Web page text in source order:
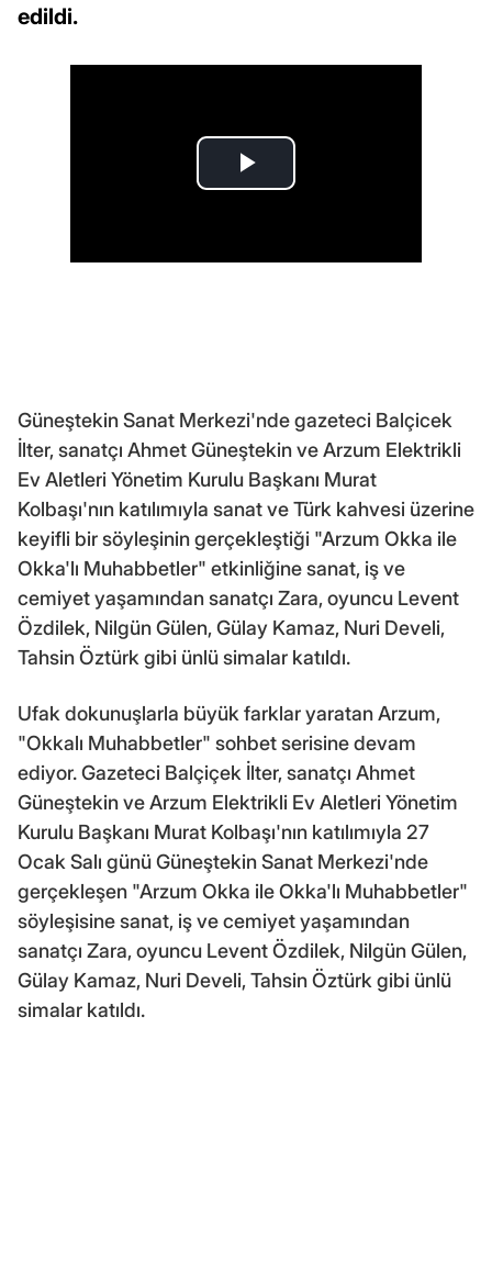
edildi.
Güneştekin Sanat Merkezi'nde gazeteci Balçicek
İlter, sanatçı Ahmet Güneştekin ve Arzum Elektrikli
Ev Aletleri Yönetim Kurulu Başkanı Murat
Kolbaşı'nın katılımıyla sanat ve Türk kahvesi üzerine
keyifli bir söyleşinin gerçekleştiği "Arzum Okka ile
Okka'lı Muhabbetler" etkinliğine sanat, iş ve
cemiyet yaşamından sanatçı Zara, oyuncu Levent
Özdilek, Nilgün Gülen, Gülay Kamaz, Nuri Develi,
Tahsin Öztürk gibi ünlü simalar katıldı.
Ufak dokunuşlarla büyük farklar yaratan Arzum,
"Okkalı Muhabbetler" sohbet serisine devam
ediyor. Gazeteci Balçiçek İlter, sanatçı Ahmet
Güneştekin ve Arzum Elektrikli Ev Aletleri Yönetim
Kurulu Başkanı Murat Kolbaşı'nın katılımıyla 27
Ocak Salı günü Güneştekin Sanat Merkezi'nde
gerçekleşen "Arzum Okka ile Okka'lı Muhabbetler"
söyleşisine sanat, iş ve cemiyet yaşamından
sanatçı Zara, oyuncu Levent Özdilek, Nilgün Gülen,
Gülay Kamaz, Nuri Develi, Tahsin Öztürk gibi ünlü
simalar katıldı.